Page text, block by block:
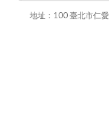
地址：100 臺北市仁